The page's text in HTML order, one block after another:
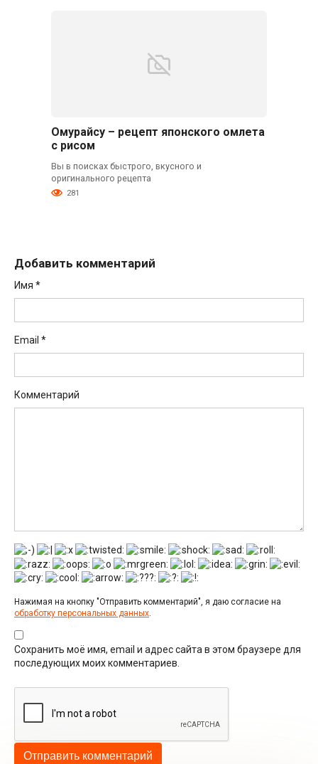
Омурайсу – рецепт японского омлета
с рисом
Вы в поисках быстрого, вкусного и
оригинального рецепта
281
Добавить комментарий
Имя *
Email *
Комментарий
Нажимая на кнопку "Отправить комментарий", я даю согласие на
обработку персональных данных.
Сохранить моё имя, email и адрес сайта в этом браузере для
последующих моих комментариев.